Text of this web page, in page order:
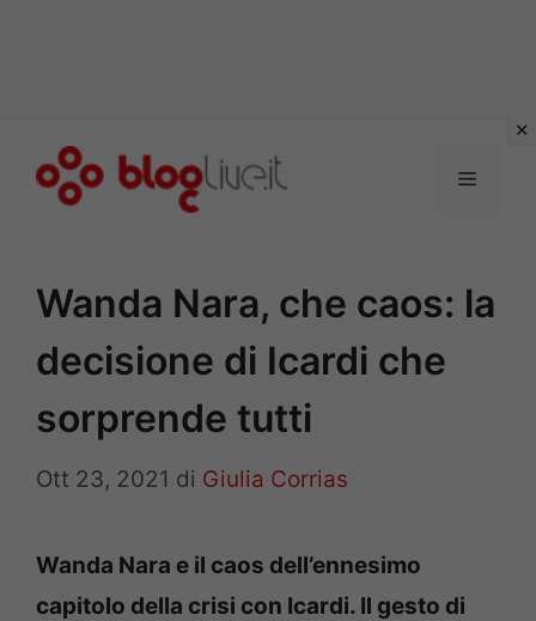
Menu
Wanda Nara, che caos: la
decisione di Icardi che
sorprende tutti
Ott 23, 2021 di Giulia Corrias
Wanda Nara e il caos dell’ennesimo
capitolo della crisi con Icardi. Il gesto di